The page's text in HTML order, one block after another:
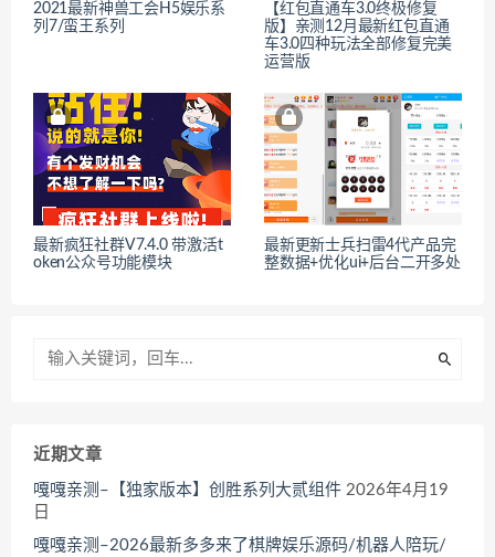
2021最新神兽工会H5娱乐系
列7/蛮王系列
【红包直通车3.0终极修复
版】亲测12月最新红包直通
车3.0四种玩法全部修复完美
运营版
最新疯狂社群V7.4.0 带激活t
oken公众号功能模块
最新更新士兵扫雷4代产品完
整数据+优化ui+后台二开多处
近期文章
嘎嘎亲测–【独家版本】创胜系列大贰组件 2026年4月19
日
嘎嘎亲测–2026最新多多来了棋牌娱乐源码/机器人陪玩/